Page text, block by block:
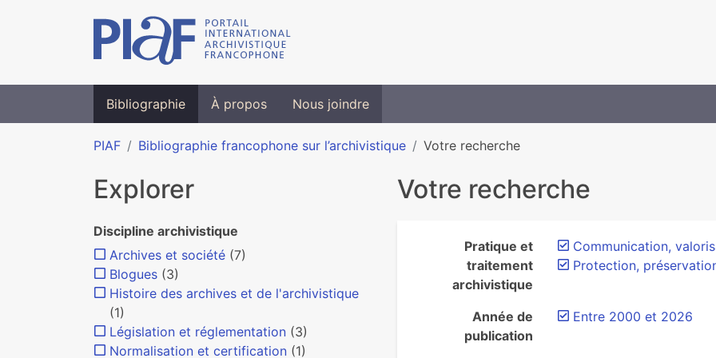
Bibliographie À propos Nous joindre
PIAF Bibliographie francophone sur l’archivistique Votre recherche
Votre recherche
Pratique et
traitement
archivistique
Communication,
Protection,
Année de
publication
Entre 2000 et 2026
Explorer
Discipline archivistique
Archives et société (7)
Blogues (3)
Histoire des archives et de l'archivistique
(1)
Législation et réglementation (3)
Normalisation et certification (1)